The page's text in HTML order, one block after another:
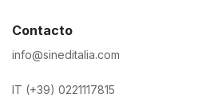
Contacto
info@sineditalia.com
IT (+39) 0221117815